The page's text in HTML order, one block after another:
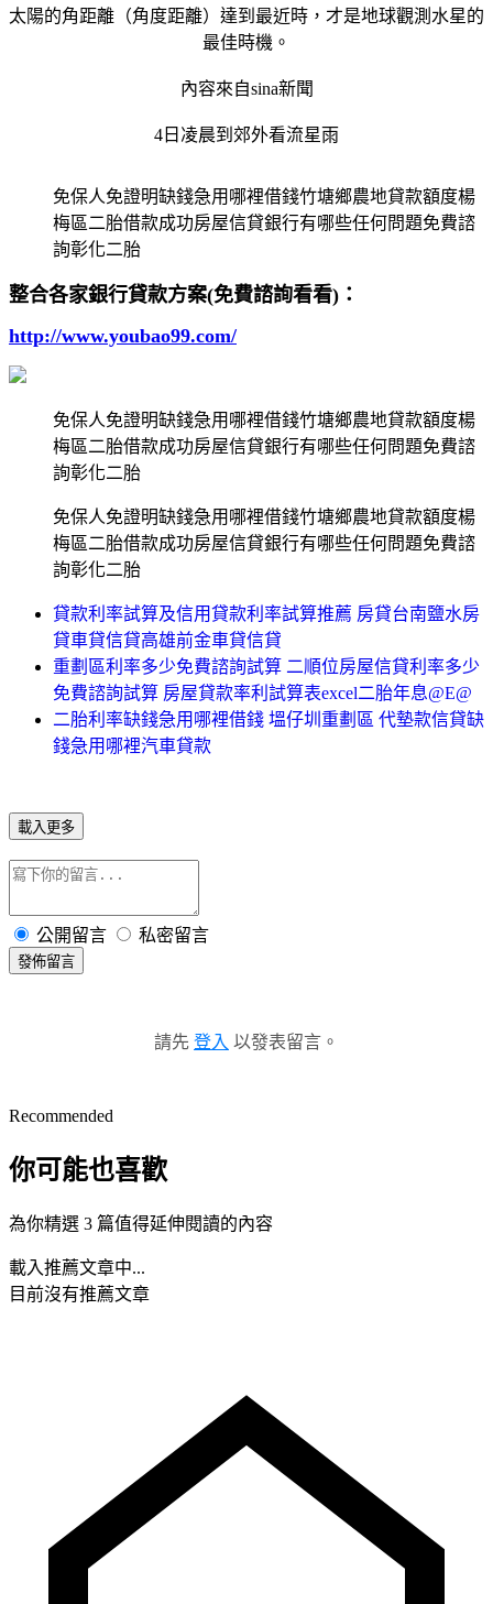
太陽的角距離（角度距離）達到最近時，才是地球觀測水星的
最佳時機。
內容來自sina新聞
4日凌晨到郊外看流星雨
免保人免證明缺錢急用哪裡借錢竹塘鄉農地貸款額度楊
梅區二胎借款成功房屋信貸銀行有哪些任何問題免費諮
詢彰化二胎
整合各家銀行貸款方案(免費諮詢看看)：
http://www.youbao99.com/
免保人免證明缺錢急用哪裡借錢竹塘鄉農地貸款額度楊
梅區二胎借款成功房屋信貸銀行有哪些任何問題免費諮
詢彰化二胎
免保人免證明缺錢急用哪裡借錢竹塘鄉農地貸款額度楊
梅區二胎借款成功房屋信貸銀行有哪些任何問題免費諮
詢彰化二胎
貸款利率試算及信用貸款利率試算推薦 房貸台南鹽水房
貸車貸信貸高雄前金車貸信貸
重劃區利率多少免費諮詢試算 二順位房屋信貸利率多少
免費諮詢試算 房屋貸款率利試算表excel二胎年息@E@
二胎利率缺錢急用哪裡借錢 塭仔圳重劃區 代墊款信貸缺
錢急用哪裡汽車貸款
載入更多
公開留言 私密留言
發佈留言
請先 登入 以發表留言。
Recommended
你可能也喜歡
為你精選 3 篇值得延伸閱讀的內容
載入推薦文章中...
目前沒有推薦文章